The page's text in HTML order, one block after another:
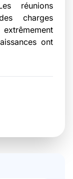
réunions
charges
ont